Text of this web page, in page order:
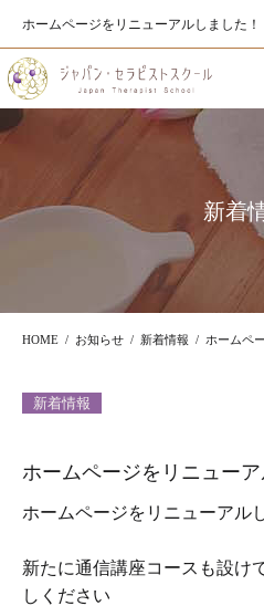
ホームページをリニューアルしました！
新着
HOME お知らせ 新着情報 ホームペ
新着情報
ホームページをリニューア
ホームページをリニューアル
新たに通信講座コースも設け
しください